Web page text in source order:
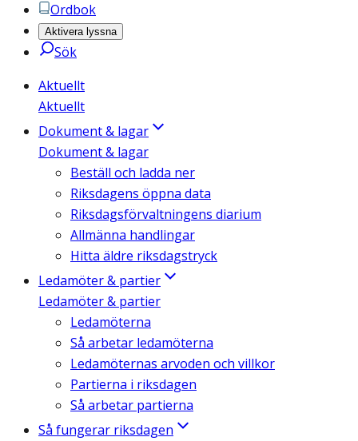
Ordbok
Aktivera lyssna
Sök
Aktuellt
Aktuellt
Dokument & lagar
Dokument & lagar
Beställ och ladda ner
Riksdagens öppna data
Riksdagsförvaltningens diarium
Allmänna handlingar
Hitta äldre riksdagstryck
Ledamöter & partier
Ledamöter & partier
Ledamöterna
Så arbetar ledamöterna
Ledamöternas arvoden och villkor
Partierna i riksdagen
Så arbetar partierna
Så fungerar riksdagen